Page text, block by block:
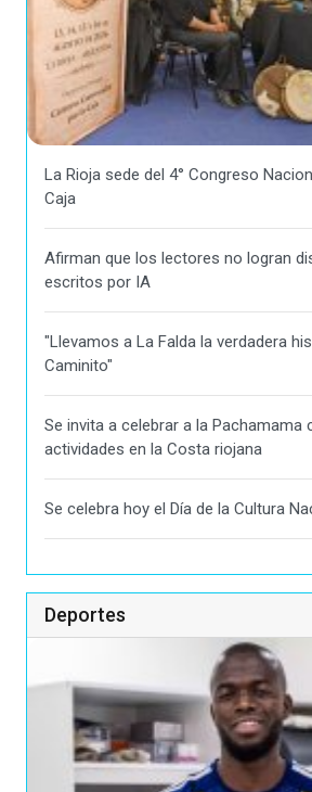
La Rioja sede del 4° Congreso
Caja
Afirman que los lectores no logran
escritos por IA
"Llevamos a La Falda la verdadera
Caminito"
Se invita a celebrar a la Pachamama
actividades en la Costa riojana
Se celebra hoy el Día de la Cultura
Deportes